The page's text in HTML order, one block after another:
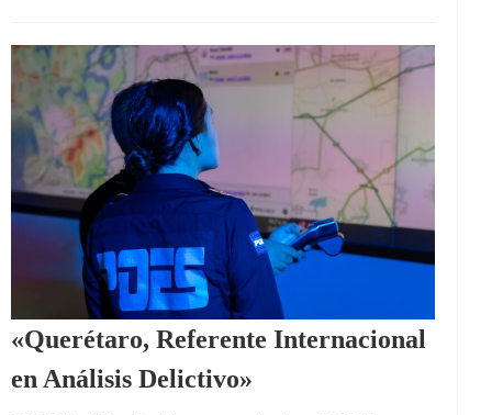
«Querétaro, Referente Internacional
en Análisis Delictivo»